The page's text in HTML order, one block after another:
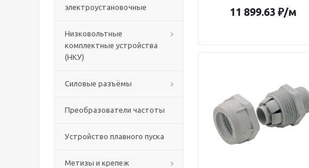
электроустановочные
Низковольтные
комплектные устройства
(НКУ)
Силовые разъёмы
Преобразователи частоты
Устройство плавного пуска
Метизы и крепеж
11 899.63 ₽/м